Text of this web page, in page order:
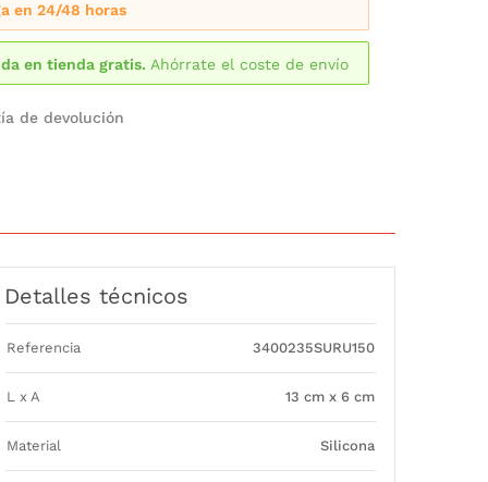
en 24/48 horas
en tienda gratis. Ahórrate el coste de envío
de devolución
Detalles técnicos
Referencia 3400235SURU150
L x A 13 cm x 6 cm
Material Silicona